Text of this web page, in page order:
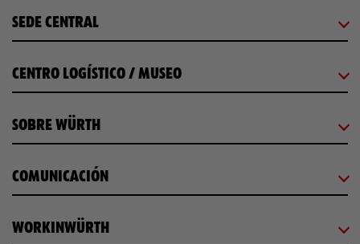
SEDE CENTRAL
CENTRO LOGÍSTICO / MUSEO
SOBRE WÜRTH
COMUNICACIÓN
WORKINWÜRTH